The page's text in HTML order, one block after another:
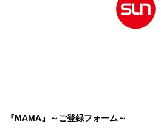
『MAMA』～ご登録フォーム～